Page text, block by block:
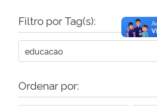
Filtro por Tag(s):
Ordenar por: